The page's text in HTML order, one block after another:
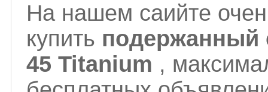
На нашем саийте
купить подержанный
45 Titanium ,